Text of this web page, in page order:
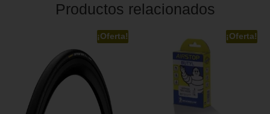
Productos relacionados
¡Oferta! ¡Oferta!